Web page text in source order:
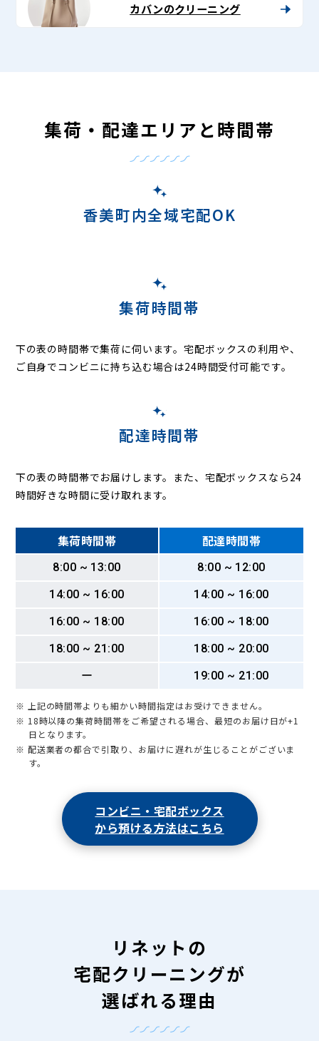
カバンのクリーニング
集荷・配達エリアと時間帯
香美町内全域宅配OK
集荷時間帯
下の表の時間帯で集荷に伺います。宅配ボックスの利用や、
ご自身でコンビニに持ち込む場合は24時間受付可能です。
配達時間帯
下の表の時間帯でお届けします。また、宅配ボックスなら24
時間好きな時間に受け取れます。
集荷時間帯 配達時間帯
8:00 ~ 13:00
8:00 ~ 12:00
14:00 ~ 16:00
14:00 ~ 16:00
16:00 ~ 18:00
16:00 ~ 18:00
18:00 ~ 21:00
18:00 ~ 20:00
ー
19:00 ~ 21:00
※ 上記の時間帯よりも細かい時間指定はお受けできません。
※ 18時以降の集荷時間帯をご希望される場合、最短のお届け日が+1
日となります。
※ 配送業者の都合で引取り、お届けに遅れが生じることがございま
す。
コンビニ・宅配ボックス
から預ける方法はこちら
リネットの
宅配クリーニングが
選ばれる理由